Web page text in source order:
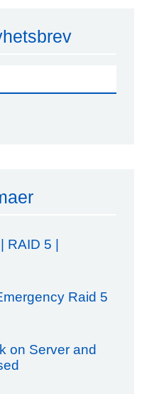
5 |
Raid 5
on Server and